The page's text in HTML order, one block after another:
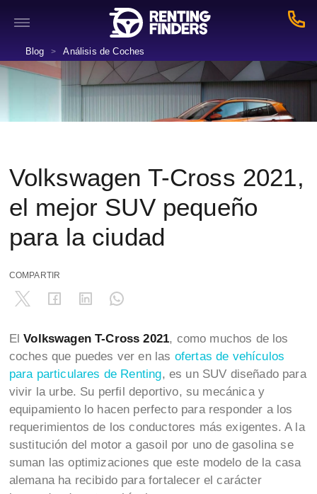
Blog > Análisis de Coches
Volkswagen T-Cross 2021,
el mejor SUV pequeño
para la ciudad
COMPARTIR
ElVolkswagen T-Cross 2021, como muchos de los
coches que puedes ver en las ofertas de vehículos
para particulares de Renting, es un SUV diseñado para
vivir la urbe. Su perfil deportivo, su mecánica y
equipamiento lo hacen perfecto para responder a los
requerimientos de los conductores más exigentes. A la
sustitución del motor a gasoil por uno de gasolina se
suman las optimizaciones que este modelo de la casa
alemana ha recibido para fortalecer el carácter